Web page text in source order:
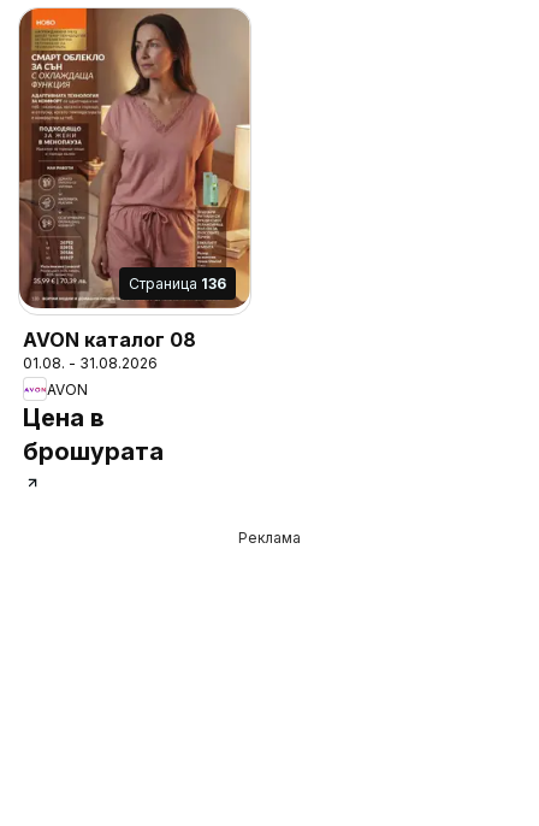
Cтраница 136
AVON каталог 08
01.08. - 31.08.2026
AVON
Цена в
брошурата
Реклама